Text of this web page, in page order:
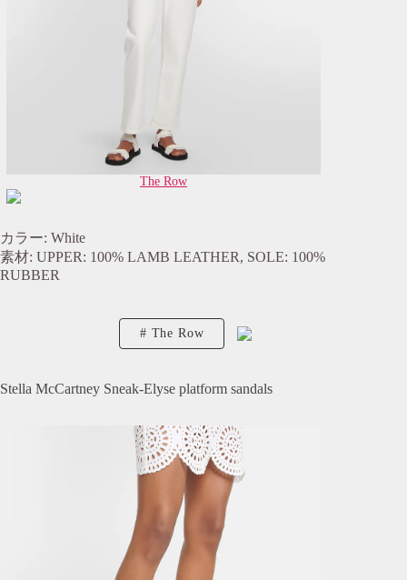
The Row
カラー: White
素材: UPPER: 100% LAMB LEATHER, SOLE: 100%
RUBBER
The Row
Stella McCartney Sneak-Elyse platform sandals